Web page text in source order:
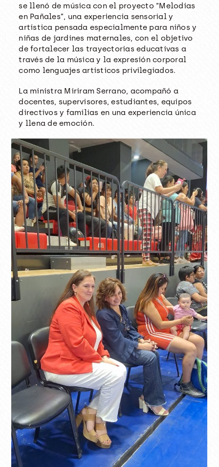
se llenó de música con el proyecto “Melodías
en Pañales”, una experiencia sensorial y
artística pensada especialmente para niños y
niñas de jardines maternales, con el objetivo
de fortalecer las trayectorias educativas a
través de la música y la expresión corporal
como lenguajes artísticos privilegiados.
La ministra Miriram Serrano, acompañó a
docentes, supervisores, estudiantes, equipos
directivos y familias en una experiencia única
y llena de emoción.